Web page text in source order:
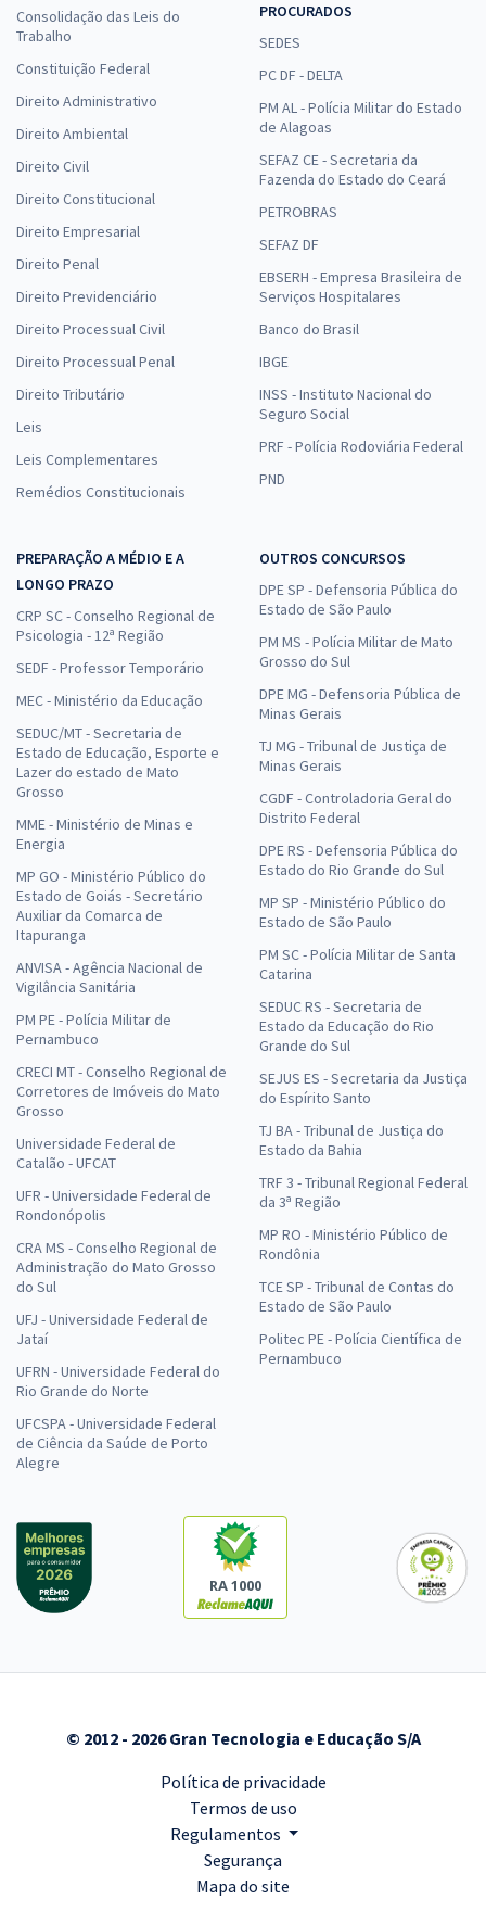
Consolidação das Leis do
Trabalho
Constituição Federal
Direito Administrativo
Direito Ambiental
Direito Civil
Direito Constitucional
Direito Empresarial
Direito Penal
Direito Previdenciário
Direito Processual Civil
Direito Processual Penal
Direito Tributário
Leis
Leis Complementares
Remédios Constitucionais
PROCURADOS
SEDES
PC DF - DELTA
PM AL - Polícia Militar do Estado
de Alagoas
SEFAZ CE - Secretaria da
Fazenda do Estado do Ceará
PETROBRAS
SEFAZ DF
EBSERH - Empresa Brasileira de
Serviços Hospitalares
Banco do Brasil
IBGE
INSS - Instituto Nacional do
Seguro Social
PRF - Polícia Rodoviária Federal
PND
PREPARAÇÃO A MÉDIO E A
LONGO PRAZO
CRP SC - Conselho Regional de
Psicologia - 12ª Região
SEDF - Professor Temporário
MEC - Ministério da Educação
SEDUC/MT - Secretaria de
Estado de Educação, Esporte e
Lazer do estado de Mato
Grosso
MME - Ministério de Minas e
Energia
MP GO - Ministério Público do
Estado de Goiás - Secretário
Auxiliar da Comarca de
Itapuranga
ANVISA - Agência Nacional de
Vigilância Sanitária
PM PE - Polícia Militar de
Pernambuco
CRECI MT - Conselho Regional de
Corretores de Imóveis do Mato
Grosso
Universidade Federal de
Catalão - UFCAT
UFR - Universidade Federal de
Rondonópolis
CRA MS - Conselho Regional de
Administração do Mato Grosso
do Sul
UFJ - Universidade Federal de
Jataí
UFRN - Universidade Federal do
Rio Grande do Norte
UFCSPA - Universidade Federal
de Ciência da Saúde de Porto
Alegre
OUTROS CONCURSOS
DPE SP - Defensoria Pública do
Estado de São Paulo
PM MS - Polícia Militar de Mato
Grosso do Sul
DPE MG - Defensoria Pública de
Minas Gerais
TJ MG - Tribunal de Justiça de
Minas Gerais
CGDF - Controladoria Geral do
Distrito Federal
DPE RS - Defensoria Pública do
Estado do Rio Grande do Sul
MP SP - Ministério Público do
Estado de São Paulo
PM SC - Polícia Militar de Santa
Catarina
SEDUC RS - Secretaria de
Estado da Educação do Rio
Grande do Sul
SEJUS ES - Secretaria da Justiça
do Espírito Santo
TJ BA - Tribunal de Justiça do
Estado da Bahia
TRF 3 - Tribunal Regional Federal
da 3ª Região
MP RO - Ministério Público de
Rondônia
TCE SP - Tribunal de Contas do
Estado de São Paulo
Politec PE - Polícia Científica de
Pernambuco
RA 1000
© 2012 - 2026 Gran Tecnologia e Educação S/A
Política de privacidade
Termos de uso
Regulamentos
Segurança
Mapa do site